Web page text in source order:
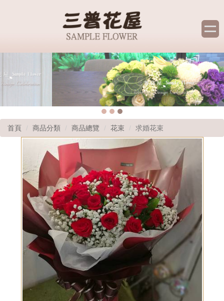
首頁 商品分類 商品總覽 花束 求婚花束